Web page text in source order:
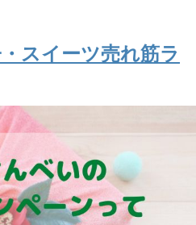
スイーツ売れ筋ラ